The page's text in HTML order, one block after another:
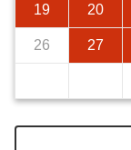
19 20
26 27